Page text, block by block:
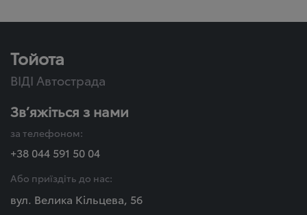
Тойота
ВІДІ Автострада
Зв’яжіться з нами
за телефоном:
+38 044 591 50 04
Або приїздіть до нас:
вул. Велика Кільцева, 56